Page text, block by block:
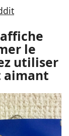
le
utiliser
aimant